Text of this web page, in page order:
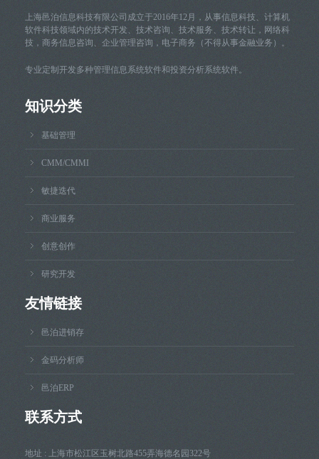
上海邑泊信息科技有限公司成立于2016年12月，从事信息科技、计算机
软件科技领域内的技术开发、技术咨询、技术服务、技术转让，网络科
技，商务信息咨询、企业管理咨询，电子商务（不得从事金融业务）。
专业定制开发多种管理信息系统软件和投资分析系统软件。
知识分类
基础管理
CMM/CMMI
敏捷迭代
商业服务
创意创作
研究开发
友情链接
邑泊进销存
金码分析师
邑泊ERP
联系方式
地址 : 上海市松江区玉树北路455弄海德名园322号